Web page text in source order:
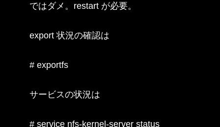
ではダメ。restart が必要。
export 状況の確認は
# exportfs
サービスの状況は
# service nfs-kernel-server status